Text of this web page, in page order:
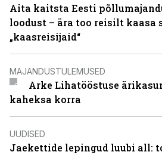
Aita kaitsta Eesti
loodust – ära too reisilt kaasa
„kaasreisijaid“
MAJANDUSTULEMUSED
Arke Lihatööstuse
kaheksa korra
UUDISED
Jaekettide lepingud luubi all: